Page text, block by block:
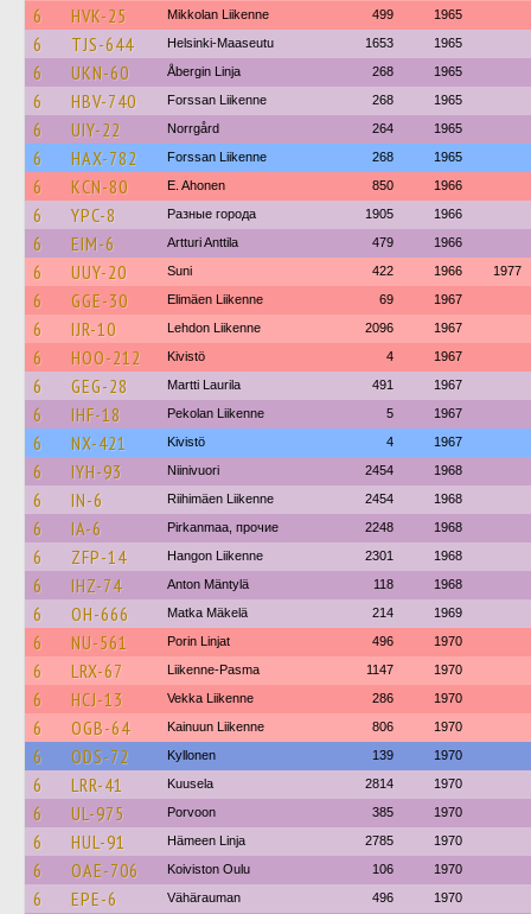
6 HVK-25 Mikkolan Liikenne 499 1965
6 TJS-644 Helsinki-Maaseutu 1653 1965
6 UKN-60 Åbergin Linja 268 1965
6 HBV-740 Forssan Liikenne 268 1965
6 UIY-22 Norrgård 264 1965
6 HAX-782 Forssan Liikenne 268 1965
6 KCN-80 E. Ahonen 850 1966
6 YPC-8 Разные города 1905 1966
6 EIM-6 Artturi Anttila 479 1966
6 UUY-20 Suni 422 1966 1977
6 GGE-30 Elimäen Liikenne 69 1967
6 IJR-10 Lehdon Liikenne 2096 1967
6 HOO-212 Kivistö 4 1967
6 GEG-28 Martti Laurila 491 1967
6 IHF-18 Pekolan Liikenne 5 1967
6 NX-421 Kivistö 4 1967
6 IYH-93 Niinivuori 2454 1968
6 IN-6 Riihimäen Liikenne 2454 1968
6 IA-6 Pirkanmaa, прочие 2248 1968
6 ZFP-14 Hangon Liikenne 2301 1968
6 IHZ-74 Anton Mäntylä 118 1968
6 OH-666 Matka Mäkelä 214 1969
6 NU-561 Porin Linjat 496 1970
6 LRX-67 Liikenne-Pasma 1147 1970
6 HCJ-13 Vekka Liikenne 286 1970
6 OGB-64 Kainuun Liikenne 806 1970
6 ODS-72 Kyllonen 139 1970
6 LRR-41 Kuusela 2814 1970
6 UL-975 Porvoon 385 1970
6 HUL-91 Hämeen Linja 2785 1970
6 OAE-706 Koiviston Oulu 106 1970
6 EPE-6 Vähärauman 496 1970